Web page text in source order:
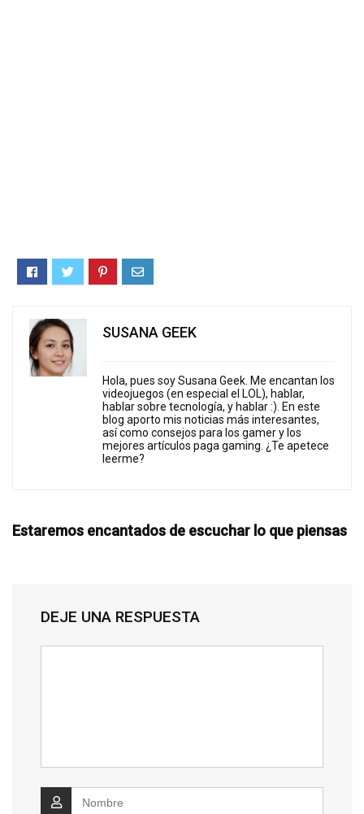
SUSANA GEEK
Hola, pues soy Susana Geek. Me encantan los
videojuegos (en especial el LOL), hablar,
hablar sobre tecnología, y hablar :). En este
blog aporto mis noticias más interesantes,
así como consejos para los gamer y los
mejores artículos paga gaming. ¿Te apetece
leerme?
Estaremos encantados de escuchar lo que piensas
DEJE UNA RESPUESTA